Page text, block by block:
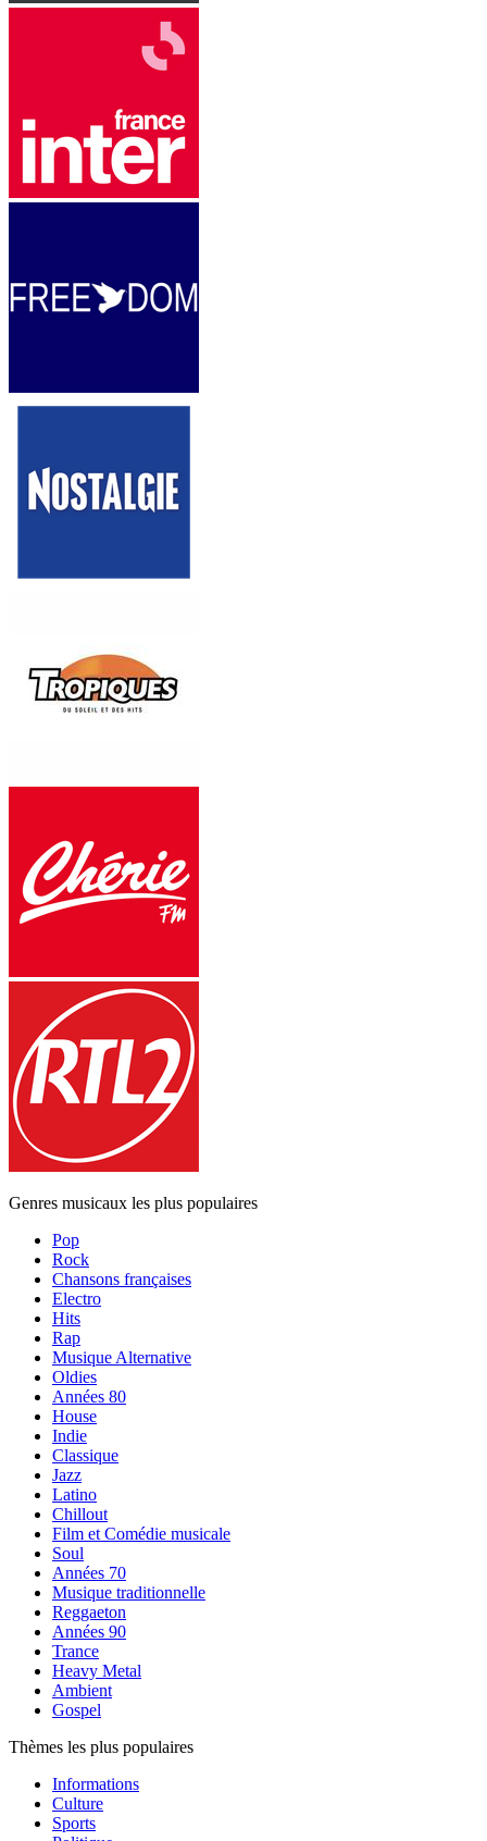
Genres musicaux les plus populaires
Pop
Rock
Chansons françaises
Electro
Hits
Rap
Musique Alternative
Oldies
Années 80
House
Indie
Classique
Jazz
Latino
Chillout
Film et Comédie musicale
Soul
Années 70
Musique traditionnelle
Reggaeton
Années 90
Trance
Heavy Metal
Ambient
Gospel
Thèmes les plus populaires
Informations
Culture
Sports